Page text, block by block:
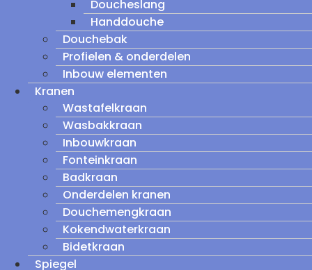
Doucheslang
Handdouche
Douchebak
Profielen & onderdelen
Inbouw elementen
Kranen
Wastafelkraan
Wasbakkraan
Inbouwkraan
Fonteinkraan
Badkraan
Onderdelen kranen
Douchemengkraan
Kokendwaterkraan
Bidetkraan
Spiegel